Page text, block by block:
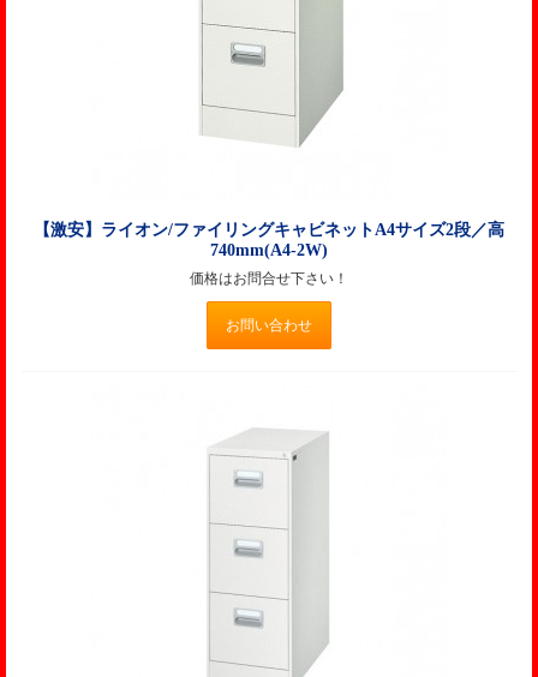
【激安】ライオン/ファイリングキャビネットA4サイズ2段／高
740mm(A4-2W)
価格はお問合せ下さい！
お問い合わせ